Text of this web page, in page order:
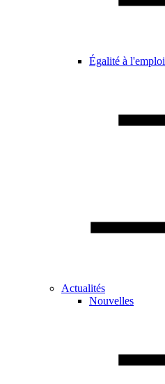
Égalité à l'emploi
Actualités
Nouvelles